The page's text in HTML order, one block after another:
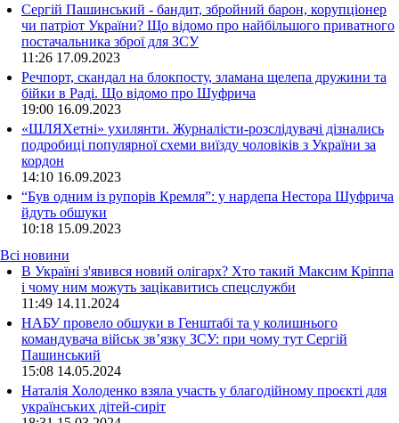
Сергій Пашинський - бандит, збройний барон, корупціонер
чи патріот України? Що відомо про найбільшого приватного
постачальника зброї для ЗСУ
11:26 17.09.2023
Речпорт, скандал на блокпосту, зламана щелепа дружини та
бійки в Раді. Що відомо про Шуфрича
19:00 16.09.2023
«ШЛЯХетні» ухилянти. Журналісти-розслідувачі дізнались
подробиці популярної схеми виїзду чоловіків з України за
кордон
14:10 16.09.2023
“Був одним із рупорів Кремля”: у нардепа Нестора Шуфрича
йдуть обшуки
10:18 15.09.2023
Всі новини
В Україні з'явився новий олігарх? Хто такий Максим Кріппа
і чому ним можуть зацікавитись спецслужби
11:49 14.11.2024
НАБУ провело обшуки в Генштабі та у колишнього
командувача військ зв’язку ЗСУ: при чому тут Сергій
Пашинський
15:08 14.05.2024
Наталія Холоденко взяла участь у благодійному проєкті для
українських дітей-сиріт